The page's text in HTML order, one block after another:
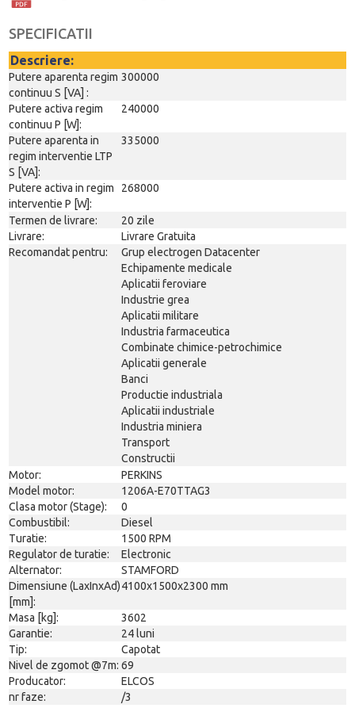
SPECIFICATII
Descriere:
Putere aparenta regim
continuu S [VA] :
300000
Putere activa regim
continuu P [W]:
240000
Putere aparenta in
regim interventie LTP
S [VA]:
335000
Putere activa in regim
interventie P [W]:
268000
Termen de livrare:
20 zile
Livrare:
Livrare Gratuita
Recomandat pentru:
Grup electrogen Datacenter
Echipamente medicale
Aplicatii feroviare
Industrie grea
Aplicatii militare
Industria farmaceutica
Combinate chimice-petrochimice
Aplicatii generale
Banci
Productie industriala
Aplicatii industriale
Industria miniera
Transport
Constructii
Motor:
PERKINS
Model motor:
1206A-E70TTAG3
Clasa motor (Stage):
0
Combustibil:
Diesel
Turatie:
1500 RPM
Regulator de turatie:
Electronic
Alternator:
STAMFORD
Dimensiune (LaxInxAd)
[mm]:
4100x1500x2300 mm
Masa [kg]:
3602
Garantie:
24 luni
Tip:
Capotat
Nivel de zgomot @7m: 69
Producator:
ELCOS
nr faze:
/3